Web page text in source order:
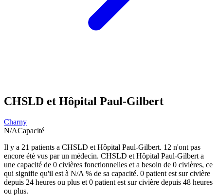
CHSLD et Hôpital Paul-Gilbert
Charny
N/ACapacité
Il y a 21 patients a CHSLD et Hôpital Paul-Gilbert. 12 n'ont pas
encore été vus par un médecin. CHSLD et Hôpital Paul-Gilbert a
une capacité de 0 civières fonctionnelles et a besoin de 0 civières, ce
qui signifie qu'il est à N/A % de sa capacité. 0 patient est sur civière
depuis 24 heures ou plus et 0 patient est sur civière depuis 48 heures
ou plus.